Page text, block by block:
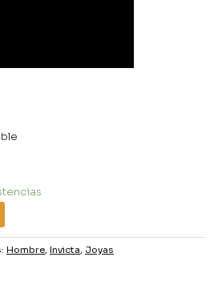
Hombre, Invicta, Joyas